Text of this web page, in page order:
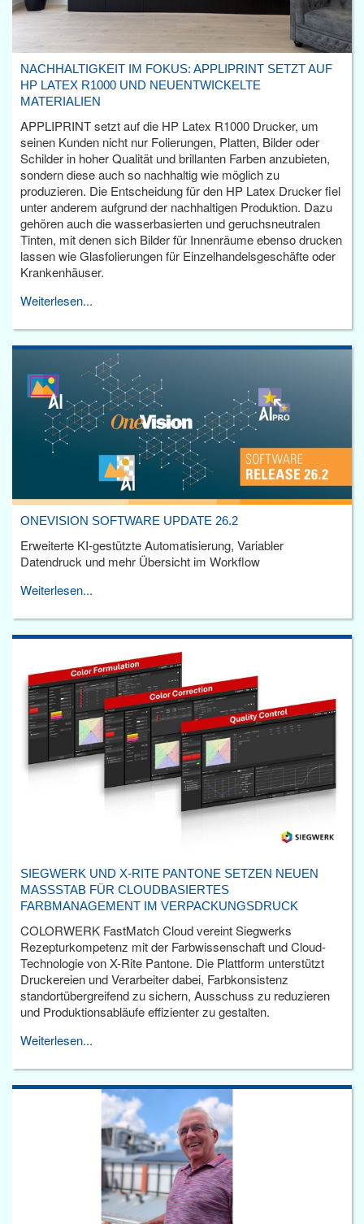
NACHHALTIGKEIT IM FOKUS: APPLIPRINT SETZT AUF
HP LATEX R1000 UND NEUENTWICKELTE
MATERIALIEN
APPLIPRINT setzt auf die HP Latex R1000 Drucker, um
seinen Kunden nicht nur Folierungen, Platten, Bilder oder
Schilder in hoher Qualität und brillanten Farben anzubieten,
sondern diese auch so nachhaltig wie möglich zu
produzieren. Die Entscheidung für den HP Latex Drucker fiel
unter anderem aufgrund der nachhaltigen Produktion. Dazu
gehören auch die wasserbasierten und geruchsneutralen
Tinten, mit denen sich Bilder für Innenräume ebenso drucken
lassen wie Glasfolierungen für Einzelhandelsgeschäfte oder
Krankenhäuser.
Weiterlesen...
ONEVISION SOFTWARE UPDATE 26.2
Erweiterte KI-gestützte Automatisierung, Variabler
Datendruck und mehr Übersicht im Workflow
Weiterlesen...
SIEGWERK UND X-RITE PANTONE SETZEN NEUEN
MASSSTAB FÜR CLOUDBASIERTES F
ARBMANAGEMENT IM VERPACKUNGSDRUCK
COLORWERK FastMatch Cloud vereint Siegwerks
Rezepturkompetenz mit der Farbwissenschaft und Cloud-
Technologie von X-Rite Pantone. Die Plattform unterstützt
Druckereien und Verarbeiter dabei, Farbkonsistenz
standortübergreifend zu sichern, Ausschuss zu reduzieren
und Produktionsabläufe effizienter zu gestalten.
Weiterlesen...